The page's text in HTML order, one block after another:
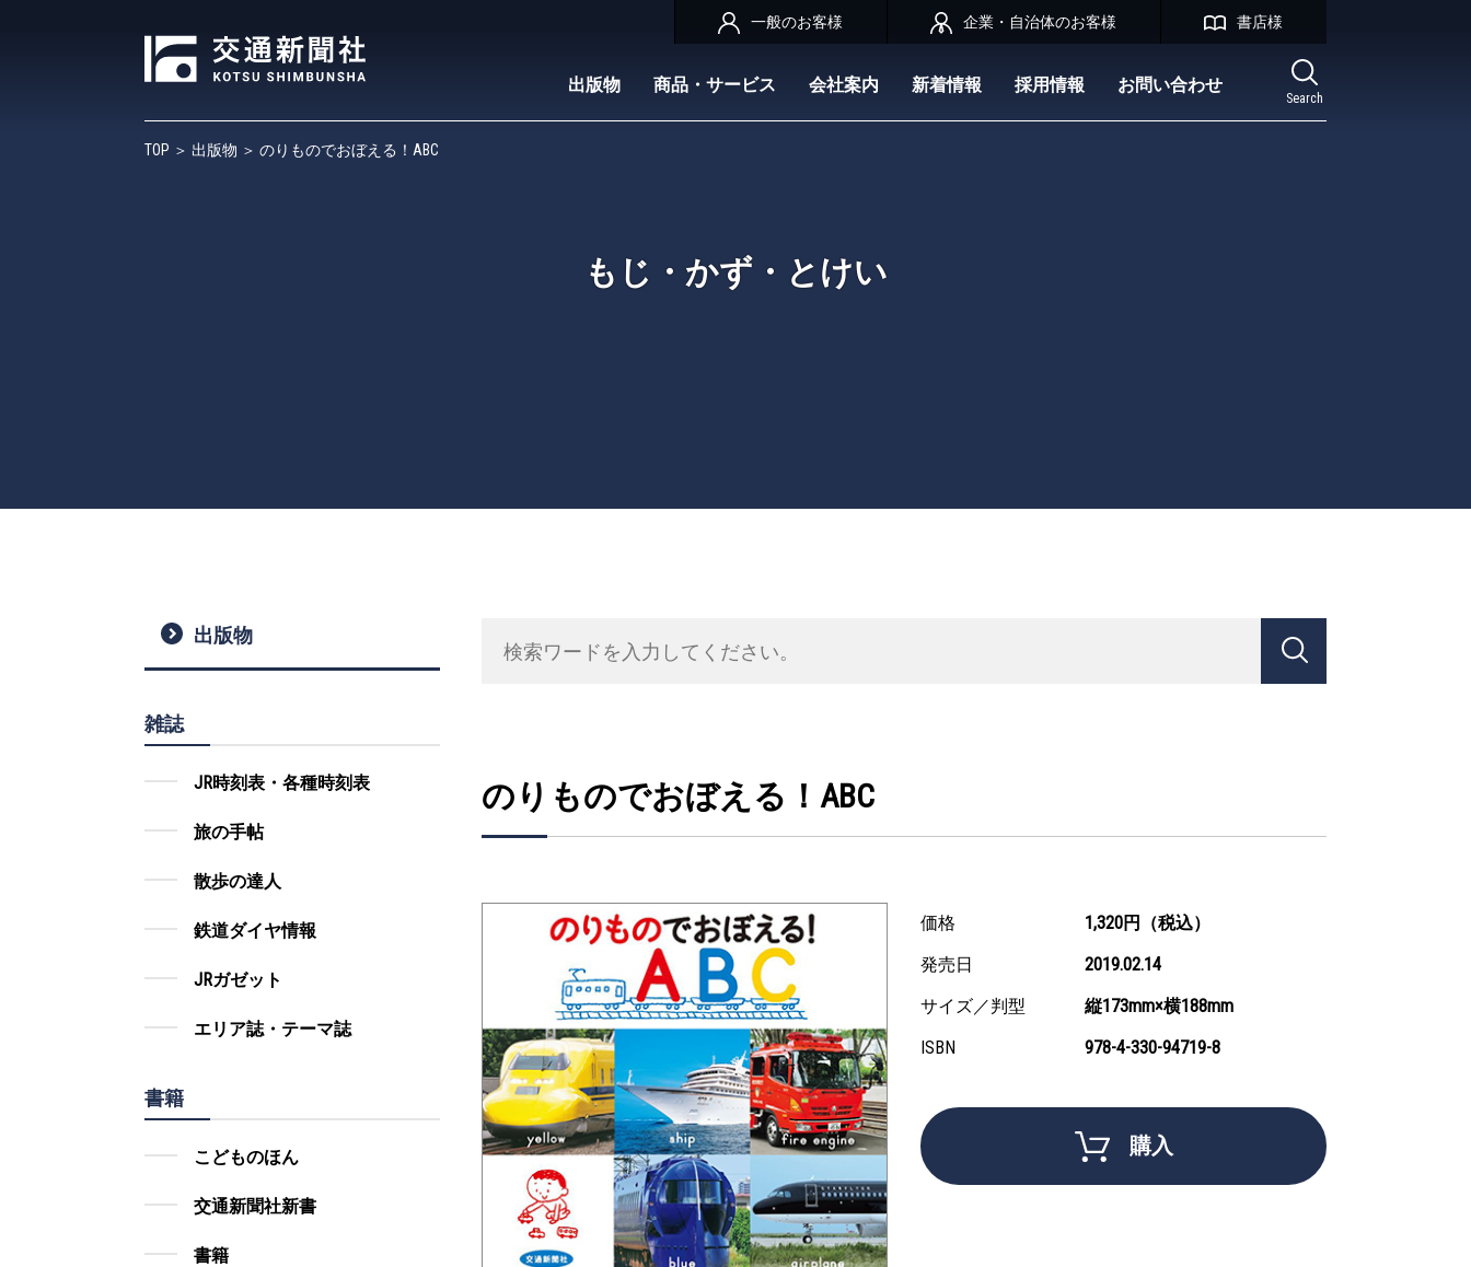
Search
出版物 商品・サービス 会社案内 新着情報 採用情報 お問い合わせ
一般のお客様 企業・自治体のお客様 書店様
TOP ＞ 出版物 ＞ のりものでおぼえる！ABC
もじ・かず・とけい
出版物
雑誌
JR時刻表・各種時刻表
旅の手帖
散歩の達人
鉄道ダイヤ情報
JRガゼット
エリア誌・テーマ誌
書籍
こどものほん
交通新聞社新書
書籍
のりものでおぼえる！ABC
価格
1,320円（税込）
発売日
2019.02.14
サイズ／判型
縦173mm×横188mm
ISBN
978-4-330-94719-8
購入